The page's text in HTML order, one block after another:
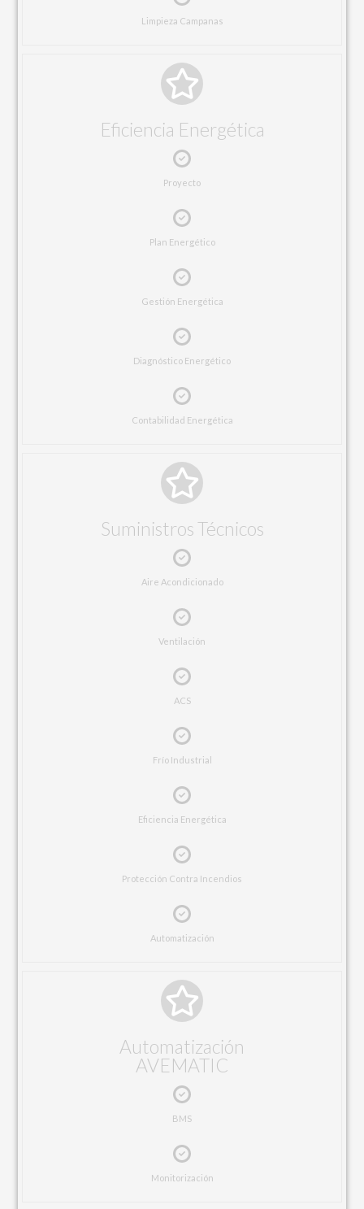
Limpieza Campanas
Eficiencia Energética
Proyecto
Plan Energético
Gestión Energética
Diagnóstico Energético
Contabilidad Energética
Suministros Técnicos
Aire Acondicionado
Ventilación
ACS
Frío Industrial
Eficiencia Energética
Protección Contra Incendios
Automatización
Automatización
AVEMATIC
BMS
Monitorización